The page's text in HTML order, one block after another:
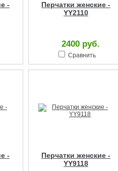
-
Перчатки женские -
YY2110
2400 руб.
Сравнить
-
Перчатки женские -
YY9118